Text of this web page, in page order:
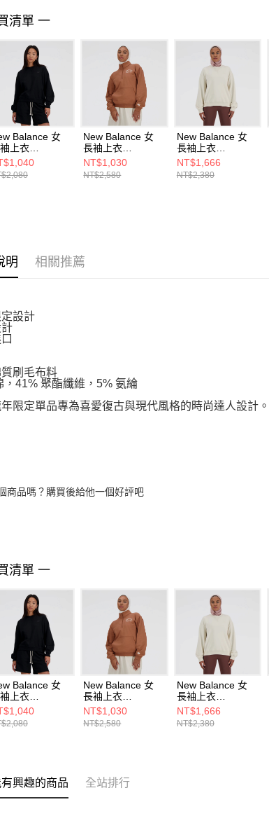
清單 一
Balance 女
上衣
F
New Balance 女
長袖上衣
WT41538WUT-F
NT$1,030
NT$2,580
New Balance 女
長袖上衣
WT41500LIN-F
NT$1,666
NT$2,380
明 相關推薦
設計
刷毛布料
，41% 聚酯纖維，5% 氨綸
限定單品專為喜愛復古與現代風格的時尚達人設計。
商品嗎？購買後給他一個好評吧
清單 一
Balance 女
上衣
F
New Balance 女
長袖上衣
WT41538WUT-F
NT$1,030
NT$2,580
New Balance 女
長袖上衣
WT41500LIN-F
NT$1,666
NT$2,380
興趣的商品 全站排行